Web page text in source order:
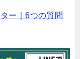
ー｜6つの質問